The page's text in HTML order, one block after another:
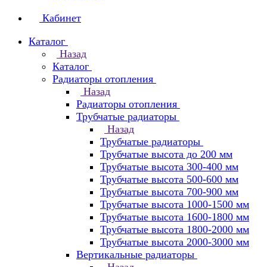
Кабинет
Каталог
Назад
Каталог
Радиаторы отопления
Назад
Радиаторы отопления
Трубчатые радиаторы
Назад
Трубчатые радиаторы
Трубчатые высота до 200 мм
Трубчатые высота 300-400 мм
Трубчатые высота 500-600 мм
Трубчатые высота 700-900 мм
Трубчатые высота 1000-1500 мм
Трубчатые высота 1600-1800 мм
Трубчатые высота 1800-2000 мм
Трубчатые высота 2000-3000 мм
Вертикальные радиаторы